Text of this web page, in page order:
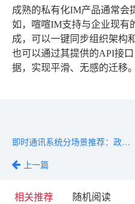
成熟的私有化IM产品通常会
如，喧喧IM支持与企业现有
成，可以一键同步组织架构
也可以通过其提供的API接
据，实现平滑、无感的迁移。
即时通讯系统分场景推荐：政企/金融/制造各适合哪款？
上一篇
相关推荐 随机阅读